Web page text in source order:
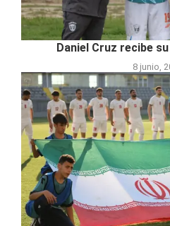
Daniel Cruz recibe
8 junio,